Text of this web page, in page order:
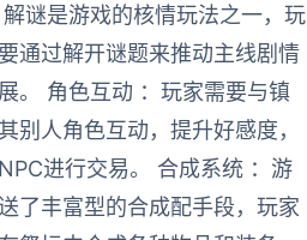
谜是游戏的核情玩法之一，玩
通过解开谜题来推动主线剧情
。 角色互动 ：玩家需要与镇
其别人角色互动，提升好感度，
进行交易。 合成系统 ：游
了丰富型的合成配手段，玩家